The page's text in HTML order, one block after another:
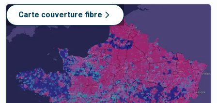
Carte couverture fibre